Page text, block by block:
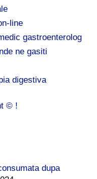
line
gastroenterolog
ne gasiti
digestiva
© !
dupa